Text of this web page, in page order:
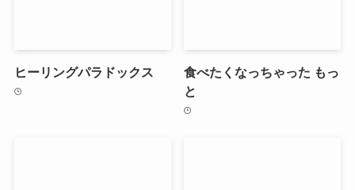
ヒーリングパラドックス
食べたくなっちゃった もっ
と